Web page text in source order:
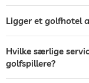
Ligger et golfhotel
Hvilke særlige
golfspillere?